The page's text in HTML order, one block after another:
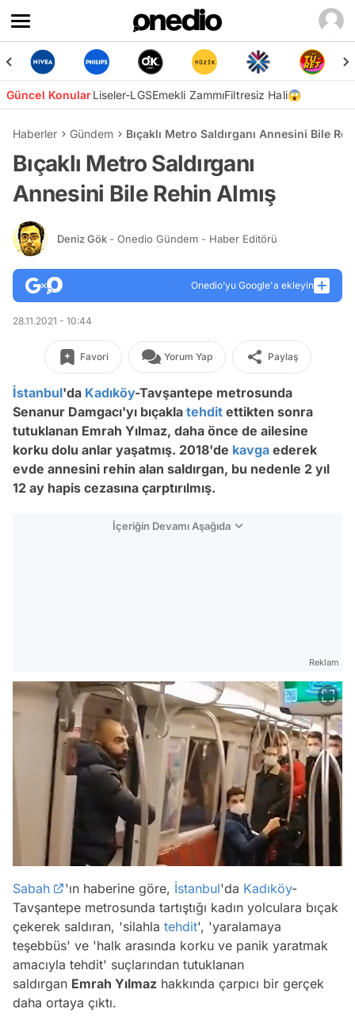
Güncel KonularLiseler-LGSEmekli ZammıFiltresiz Hali😱
Haberler Gündem Bıçaklı Metro Saldırganı Annesini Bile
Bıçaklı Metro Saldırganı
Annesini Bile Rehin Almış
Deniz Gök - Onedio Gündem - Haber Editörü
Onedio’yu Google'a ekleyin
28.11.2021 - 10:44
Favori Yorum Yap Paylaş
İstanbul'da Kadıköy-Tavşantepe metrosunda
Senanur Damgacı'yı bıçakla tehdit ettikten sonra
tutuklanan Emrah Yılmaz, daha önce de ailesine
korku dolu anlar yaşatmış. 2018'de kavga ederek
evde annesini rehin alan saldırgan, bu nedenle 2 yıl
12 ay hapis cezasına çarptırılmış.
İçeriğin Devamı Aşağıda
Reklam
Sabah 'ın haberine göre, İstanbul'da Kadıköy-
Tavşantepe metrosunda tartıştığı kadın yolculara bıçak
çekerek saldıran, 'silahla tehdit', 'yaralamaya
teşebbüs' ve 'halk arasında korku ve panik yaratmak
amacıyla tehdit' suçlarından tutuklanan
saldırgan Emrah Yılmaz hakkında çarpıcı bir gerçek
daha ortaya çıktı.